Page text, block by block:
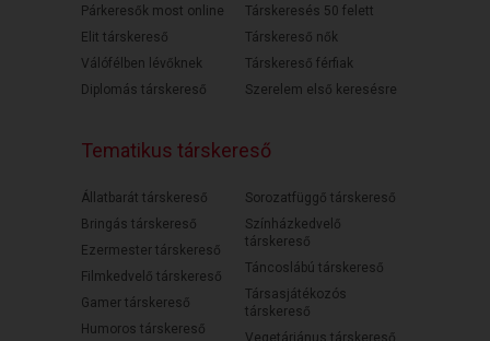
Párkeresők most online
Elit társkereső
Válófélben lévőknek
Diplomás társkereső
Társkeresés 50 felett
Társkereső nők
Társkereső férfiak
Szerelem első keresésre
Tematikus társkereső
Állatbarát társkereső
Bringás társkereső
Ezermester társkereső
Filmkedvelő társkereső
Gamer társkereső
Humoros társkereső
Sorozatfüggő társkereső
Színházkedvelő
társkereső
Táncoslábú társkereső
Társasjátékozós
társkereső
Vegetáriánus társkereső